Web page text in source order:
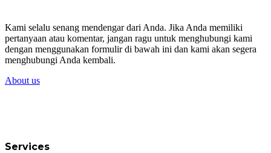
Kami selalu senang mendengar dari Anda. Jika Anda memiliki
pertanyaan atau komentar, jangan ragu untuk menghubungi kami
dengan menggunakan formulir di bawah ini dan kami akan segera
menghubungi Anda kembali.
About us
Services